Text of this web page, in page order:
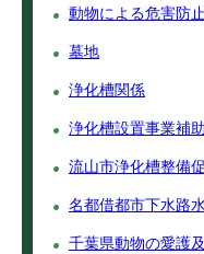
動物による危害防
墓地
浄化槽関係
浄化槽設置事業補
流山市浄化槽整備
名都借都市下水路
千葉県動物の愛護